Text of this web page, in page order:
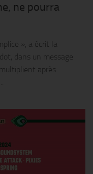
ne pourra
», a écrit la
dans un message
après